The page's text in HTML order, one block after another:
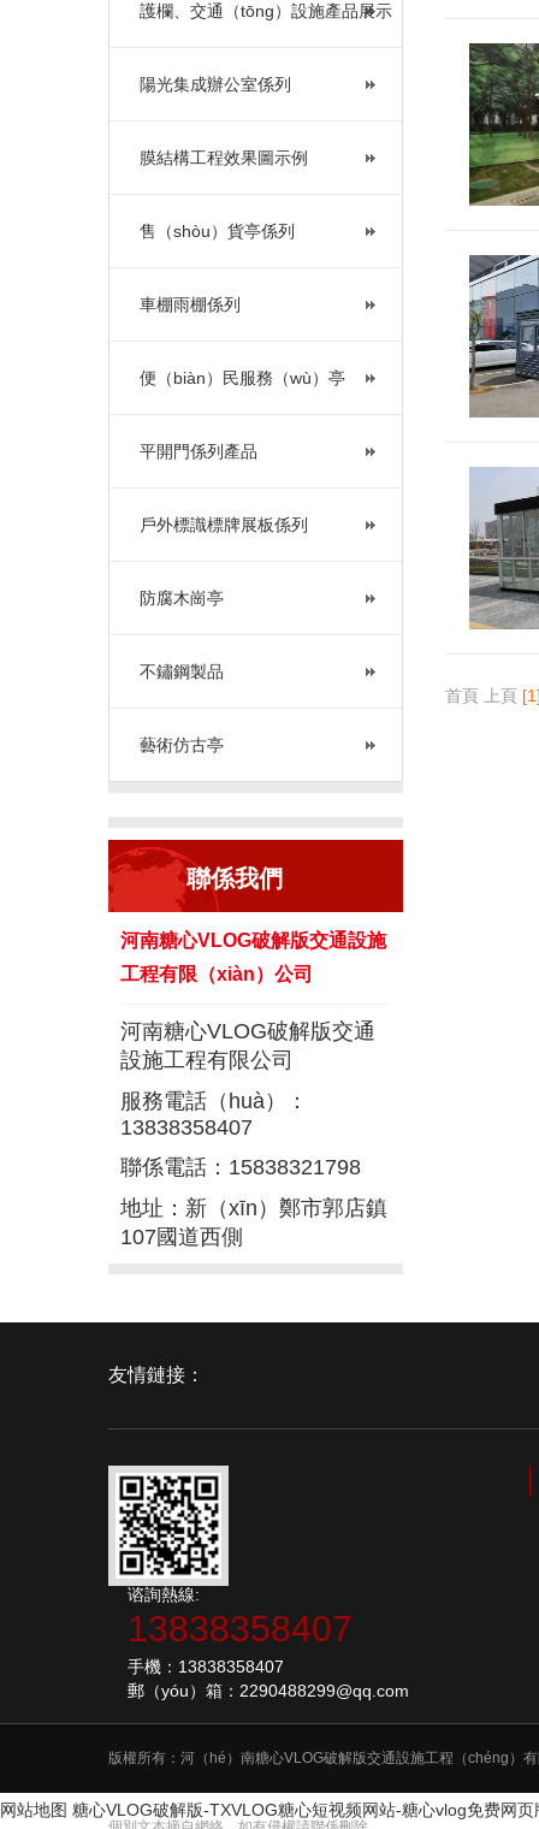
護欄、交通（tōng）設施產品展示
陽光集成辦公室係列
膜結構工程效果圖示例
售（shòu）貨亭係列
車棚雨棚係列
便（biàn）民服務（wù）亭
平開門係列產品
戶外標識標牌展板係列
防腐木崗亭
不鏽鋼製品
藝術仿古亭
聯係我們
河南糖心VLOG破解版交通設施
工程有限（xiàn）公司
河南糖心VLOG破解版交通
設施工程有限公司
服務電話（huà）：
13838358407
聯係電話：15838321798
地址：新（xīn）鄭市郭店鎮
107國道西側
首頁 上頁
友情鏈接：
谘詢熱線:
13838358407
手機：13838358407
郵（yóu）箱：2290488299@qq.com
版權所有：河（hé）南糖心VLOG破解版交通設施工程（chéng）
网站地图 糖心VLOG破解版-TXVLOG糖心短视频网站-糖心vlog免费网